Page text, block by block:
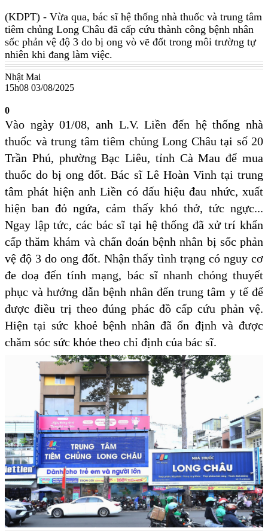
(KDPT) - Vừa qua, bác sĩ hệ thống nhà thuốc và trung tâm
tiêm chủng Long Châu đã cấp cứu thành công bệnh nhân
sốc phản vệ độ 3 do bị ong vò vẽ đốt trong môi trường tự
nhiên khi đang làm việc.
Nhật Mai
15h08 03/08/2025
0
Vào ngày 01/08, anh L.V. Liền đến hệ thống nhà
thuốc và trung tâm tiêm chủng Long Châu tại số 20
Trần Phú, phường Bạc Liêu, tỉnh Cà Mau để mua
thuốc do bị ong đốt. Bác sĩ Lê Hoàn Vinh tại trung
tâm phát hiện anh Liền có dấu hiệu đau nhức, xuất
hiện ban đỏ ngứa, cảm thấy khó thở, tức ngực...
Ngay lập tức, các bác sĩ tại hệ thống đã xử trí khẩn
cấp thăm khám và chẩn đoán bệnh nhân bị sốc phản
vệ độ 3 do ong đốt. Nhận thấy tình trạng có nguy cơ
đe doạ đến tính mạng, bác sĩ nhanh chóng thuyết
phục và hướng dẫn bệnh nhân đến trung tâm y tế để
được điều trị theo đúng phác đồ cấp cứu phản vệ.
Hiện tại sức khoẻ bệnh nhân đã ổn định và được
chăm sóc sức khỏe theo chỉ định của bác sĩ.